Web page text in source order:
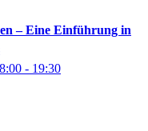
– Eine Einführung in
- 19:30